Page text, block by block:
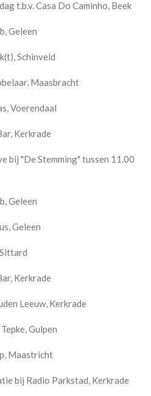
t.b.v. Casa Do Caminho, Beek
Geleen
Schinveld
Maasbracht
Voerendaal
Kerkrade
bij "De Stemming" tussen 11.00
Geleen
Geleen
Kerkrade
Leeuw, Kerkrade
Gulpen
Maastricht
bij Radio Parkstad, Kerkrade